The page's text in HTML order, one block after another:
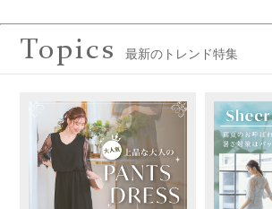
Topics 最新のトレンド特集